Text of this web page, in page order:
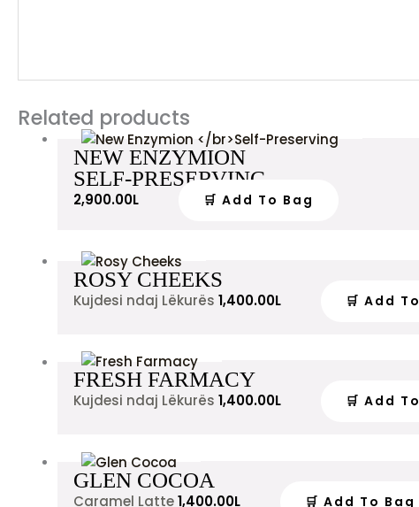
Related products
NEW ENZYMION
SELF-PRESERVING
2,900.00L 🛒 Add To Bag
ROSY CHEEKS
Kujdesi ndaj Lëkurës 1,400.00L 🛒 Add
FRESH FARMACY
Kujdesi ndaj Lëkurës 1,400.00L 🛒 Add
GLEN COCOA
Caramel Latte1,400.00L 🛒 Add To Bag